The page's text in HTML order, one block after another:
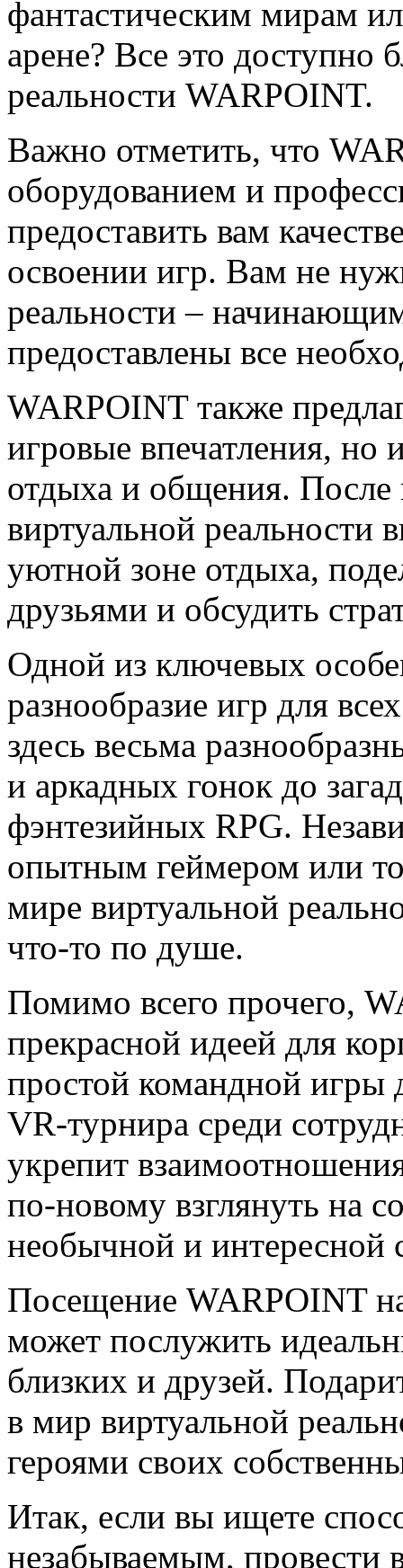
фантастическим мирам
арене? Все это доступно
реальности WARPOINT.
Важно отметить, что
оборудованием и
предоставить вам
освоении игр. Вам не
реальности –
предоставлены все
WARPOINT также
игровые впечатления, но
отдыха и общения.
виртуальной реальности
уютной зоне отдыха,
друзьями и обсудить
Одной из ключевых
разнообразие игр для
здесь весьма
и аркадных гонок до
фэнтезийных RPG.
опытным геймером или
мире виртуальной
что-то по душе.
Помимо всего прочего,
прекрасной идеей для
простой командной игры
VR-турнира среди
укрепит
по-новому взглянуть на
необычной и интересной
Посещение WARPOINT
может послужить
близких и друзей.
в мир виртуальной
героями своих
Итак, если вы ищете
незабываемым, провести